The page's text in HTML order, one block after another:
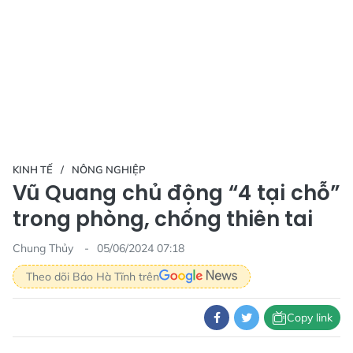
KINH TẾ NÔNG NGHIỆP
Vũ Quang chủ động “4 tại chỗ”
trong phòng, chống thiên tai
Chung Thủy
05/06/2024 07:18
Theo dõi Báo Hà Tĩnh trên
Copy link